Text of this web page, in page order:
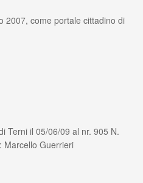
2007, come portale cittadino di
Terni il 05/06/09 al nr. 905 N.
Marcello Guerrieri